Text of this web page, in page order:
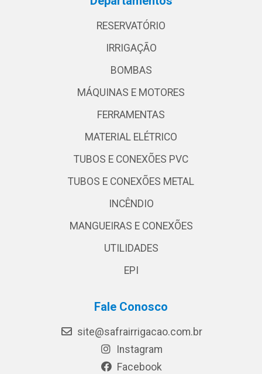
RESERVATÓRIO
IRRIGAÇÃO
BOMBAS
MÁQUINAS E MOTORES
FERRAMENTAS
MATERIAL ELÉTRICO
TUBOS E CONEXÕES PVC
TUBOS E CONEXÕES METAL
INCÊNDIO
MANGUEIRAS E CONEXÕES
UTILIDADES
EPI
Fale Conosco
site@safrairrigacao.com.br
Instagram
Facebook